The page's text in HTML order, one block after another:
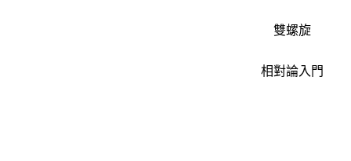
雙螺旋
相對論入門